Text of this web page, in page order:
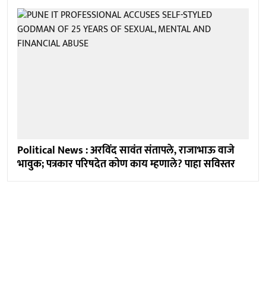
Political News : अरविंद सावंत संतापले, राजाभाऊ वाजे
भावुक; पत्रकार परिषदेत कोण काय म्हणाले? पाहा सविस्तर